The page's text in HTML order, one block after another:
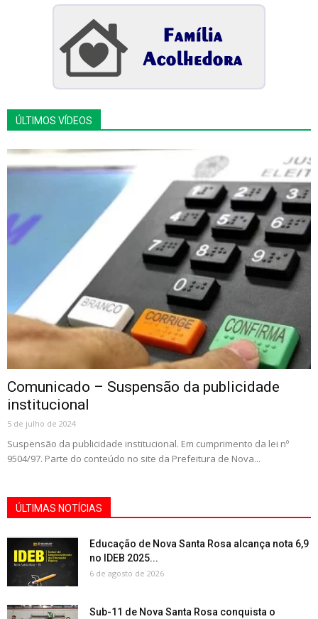
ÚLTIMOS VÍDEOS
Comunicado – Suspensão da publicidade
institucional
5 de julho de 2024
Suspensão da publicidade institucional. Em cumprimento da lei nº
9504/97. Parte do conteúdo no site da Prefeitura de Nova...
ÚLTIMAS NOTÍCIAS
Educação de Nova Santa Rosa alcança nota 6,9
no IDEB 2025...
6 de agosto de 2026
Sub-11 de Nova Santa Rosa conquista o